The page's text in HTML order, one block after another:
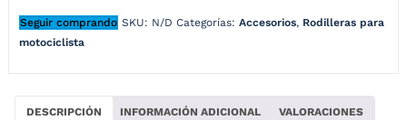
Seguir comprando SKU: N/D Categorías: Accesorios, Rodilleras para
motociclista
DESCRIPCIÓN INFORMACIÓN ADICIONAL VALORACIONES